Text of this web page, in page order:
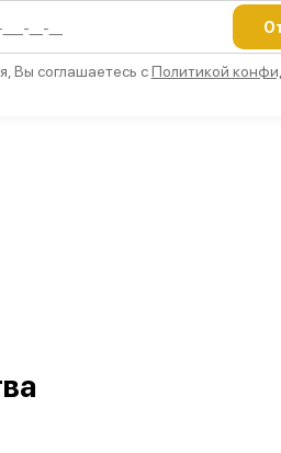
Вы соглашаетесь сПолитикой